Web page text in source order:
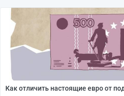
Как отличить настоящие евро от